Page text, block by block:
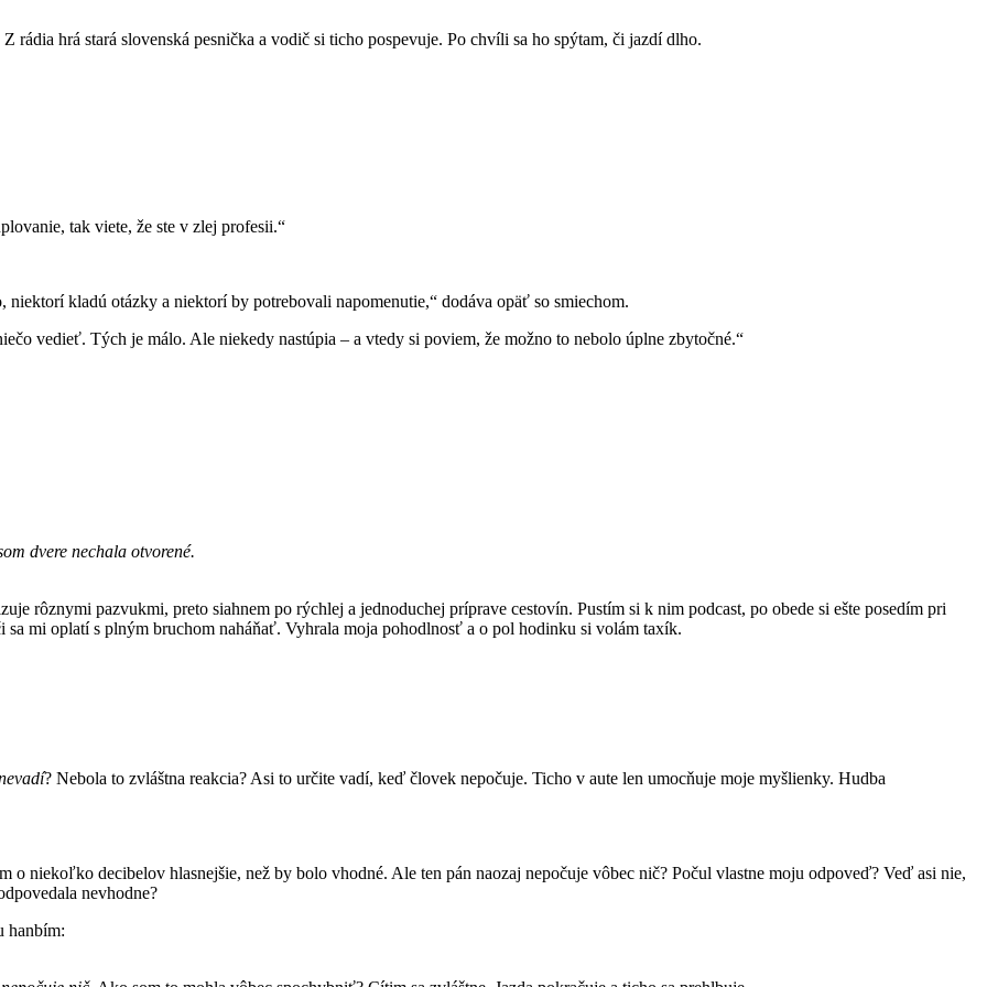
rádia hrá stará slovenská pesnička a vodič si ticho pospevuje. Po chvíli sa ho spýtam, či jazdí dlho.
tak viete, že ste v zlej profesii.“
kladú otázky a niektorí by potrebovali napomenutie,“ dodáva opäť so smiechom.
vedieť. Tých je málo. Ale niekedy nastúpia – a vtedy si poviem, že možno to nebolo úplne zbytočné.“
dvere nechala otvorené.
rôznymi pazvukmi, preto siahnem po rýchlej a jednoduchej príprave cestovín. Pustím si k nim podcast, po obede si ešte posedím pri
mi oplatí s plným bruchom naháňať. Vyhrala moja pohodlnosť a o pol hodinku si volám taxík.
? Nebola to zvláštna reakcia? Asi to určite vadí, keď človek nepočuje. Ticho v aute len umocňuje moje myšlienky. Hudba
o niekoľko decibelov hlasnejšie, než by bolo vhodné. Ale ten pán naozaj nepočuje vôbec nič? Počul vlastne moju odpoveď? Veď asi nie,
nevhodne?
hanbím: